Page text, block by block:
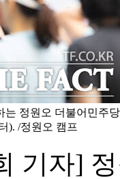
정원오 더불어민주
). /정원오 캠프
기자]